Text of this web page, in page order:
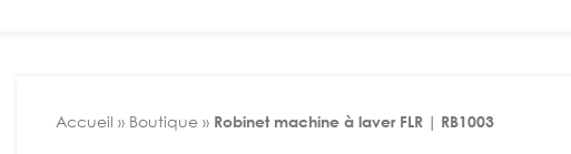
Accueil » Boutique » Robinet machine à laver FLR | RB1003